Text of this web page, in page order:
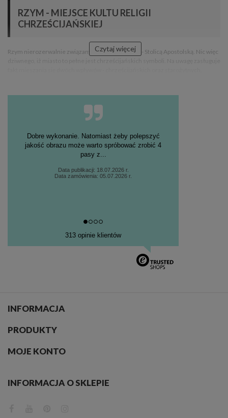
RZYM - MIEJSCE KULTU RELIGII
CHRZEŚCIJAŃSKIEJ
Rzym nierozerwalnie związany jest z Watykanem - Stolicą Apostolską. Nic więc
starożytne Koloseum, nadgryzione zębem czasu Forum Romanum, Pałac
Watykański, różnorodne fontanny ze starożytnymi motywami, figury i posągi
postaci świętych, Panteon, a także plac św. Piotra.
FOTOTAPETY Z MIASTEM RZYM - ZACHWYĆ
SIĘ W ROMANTYCZNEJ DUSZY TEGO
które pamiętają dawne czasy. Rzym spowija ciepła, przytulna atmosfera, która
jest wynikiem połączenia klimatu miasta oraz śródziemnomorskiego ciepła.
Fototapety, na których gości Rzym znane są ze swego piękna. Piękno to
balansuje pomiędzy światem współczesnym a starożytnych. I
najprawdopodobniej to właśnie w tym tkwi urok miejsca. Płynący przez Rzym
Tyber dostarcza wielu inspiracji, które również znajdują swe odbicie w
Czytaj więcej
Dobre wykonanie. Natomiast żeby polepszyć
jakość obrazu może warto spróbować zrobić 4
pasy z...
Data publikacji: 18.07.2026 r.
Data zamówienia: 05.07.2026 r.
313 opinie klientów
INFORMACJA
PRODUKTY
MOJE KONTO
INFORMACJA O SKLEPIE